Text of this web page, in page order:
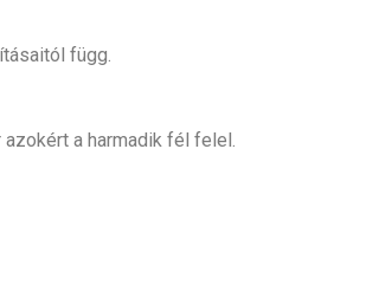
függ.
a harmadik fél felel.